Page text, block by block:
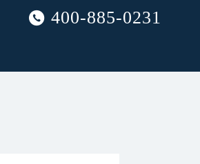
400-885-0231